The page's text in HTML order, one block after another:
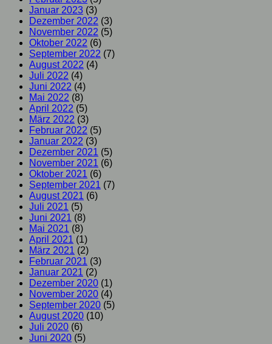
Januar 2023 (3)
Dezember 2022 (3)
November 2022 (5)
Oktober 2022 (6)
September 2022 (7)
August 2022 (4)
Juli 2022 (4)
Juni 2022 (4)
Mai 2022 (8)
April 2022 (5)
März 2022 (3)
Februar 2022 (5)
Januar 2022 (3)
Dezember 2021 (5)
November 2021 (6)
Oktober 2021 (6)
September 2021 (7)
August 2021 (6)
Juli 2021 (5)
Juni 2021 (8)
Mai 2021 (8)
April 2021 (1)
März 2021 (2)
Februar 2021 (3)
Januar 2021 (2)
Dezember 2020 (1)
November 2020 (4)
September 2020 (5)
August 2020 (10)
Juli 2020 (6)
Juni 2020 (5)